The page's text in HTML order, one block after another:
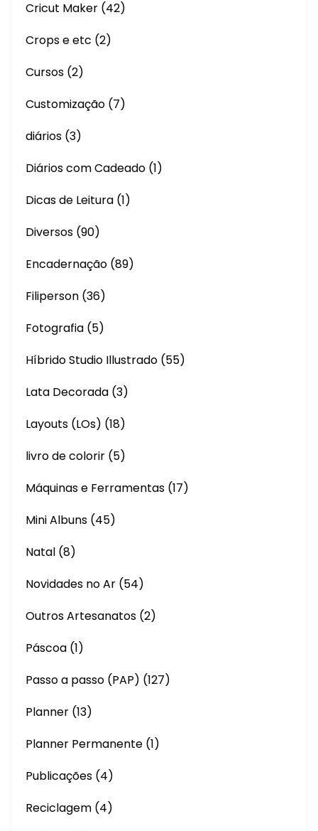
Cricut Maker (42)
Crops e etc (2)
Cursos (2)
Customização (7)
diários (3)
Diários com Cadeado (1)
Dicas de Leitura (1)
Diversos (90)
Encadernação (89)
Filiperson (36)
Fotografia (5)
Híbrido Studio Illustrado (55)
Lata Decorada (3)
Layouts (LOs) (18)
livro de colorir (5)
Máquinas e Ferramentas (17)
Mini Albuns (45)
Natal (8)
Novidades no Ar (54)
Outros Artesanatos (2)
Páscoa (1)
Passo a passo (PAP) (127)
Planner (13)
Planner Permanente (1)
Publicações (4)
Reciclagem (4)